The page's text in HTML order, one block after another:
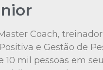
Coach,
e Gestão de
10 mil pessoas em